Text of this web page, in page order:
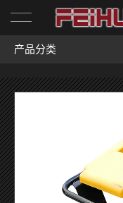
产品分类
首页
关于我们
新闻资讯